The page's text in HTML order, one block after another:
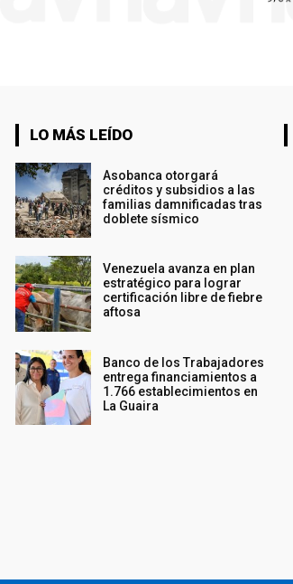
LO MÁS LEÍDO
Asobanca otorgará
créditos y subsidios a las
familias damnificadas tras
doblete sísmico
Venezuela avanza en plan
estratégico para lograr
certificación libre de fiebre
aftosa
Banco de los Trabajadores
entrega financiamientos a
1.766 establecimientos en
La Guaira